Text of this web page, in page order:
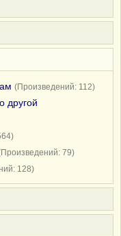
(Произведений: 112)
другой
79)
128)